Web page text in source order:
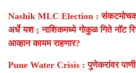
Nashik MLC Election : संकटमोचक
अर्धे यश ; नाशिकमध्ये गोकुळ गिते नॉट
आव्हान कायम राहणार?
Pune Water Crisis : पुणेकरांवर